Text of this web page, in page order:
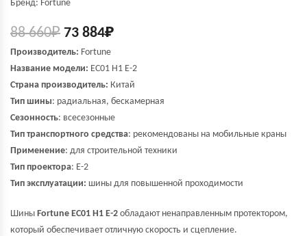
Бренд: Fortune
88 660₽ 73 884₽
Производитель: Fortune
Название модели: EC01 H1 E-2
Страна производитель: Китай
Тип шины: радиальная, бескамерная
Сезонность: всесезонные
Тип транспортного средства: рекомендованы на мобильные краны
Применение: для строительной техники
Тип проектора: E-2
Тип эксплуатации: шины для повышенной проходимости
Шины Fortune EC01 H1 E-2 обладают ненаправленным протектором,
который обеспечивает отличную скорость и сцепление.